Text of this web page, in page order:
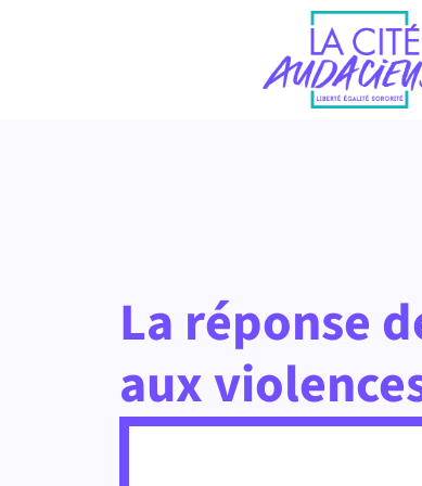
La réponse
aux